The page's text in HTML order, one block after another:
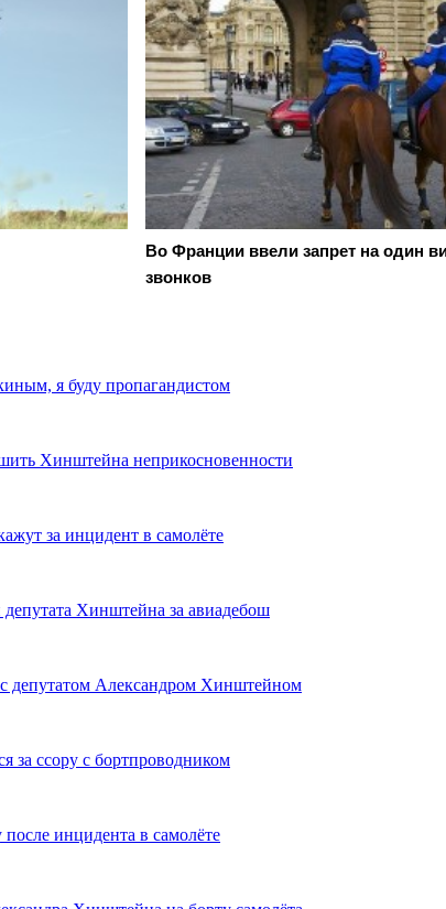
Во Франции ввели запрет на один
звонков
я буду пропагандистом
Хинштейна неприкосновенности
за инцидент в самолёте
Хинштейна за авиадебош
депутатом Александром Хинштейном
за ссору с бортпроводником
инцидента в самолёте